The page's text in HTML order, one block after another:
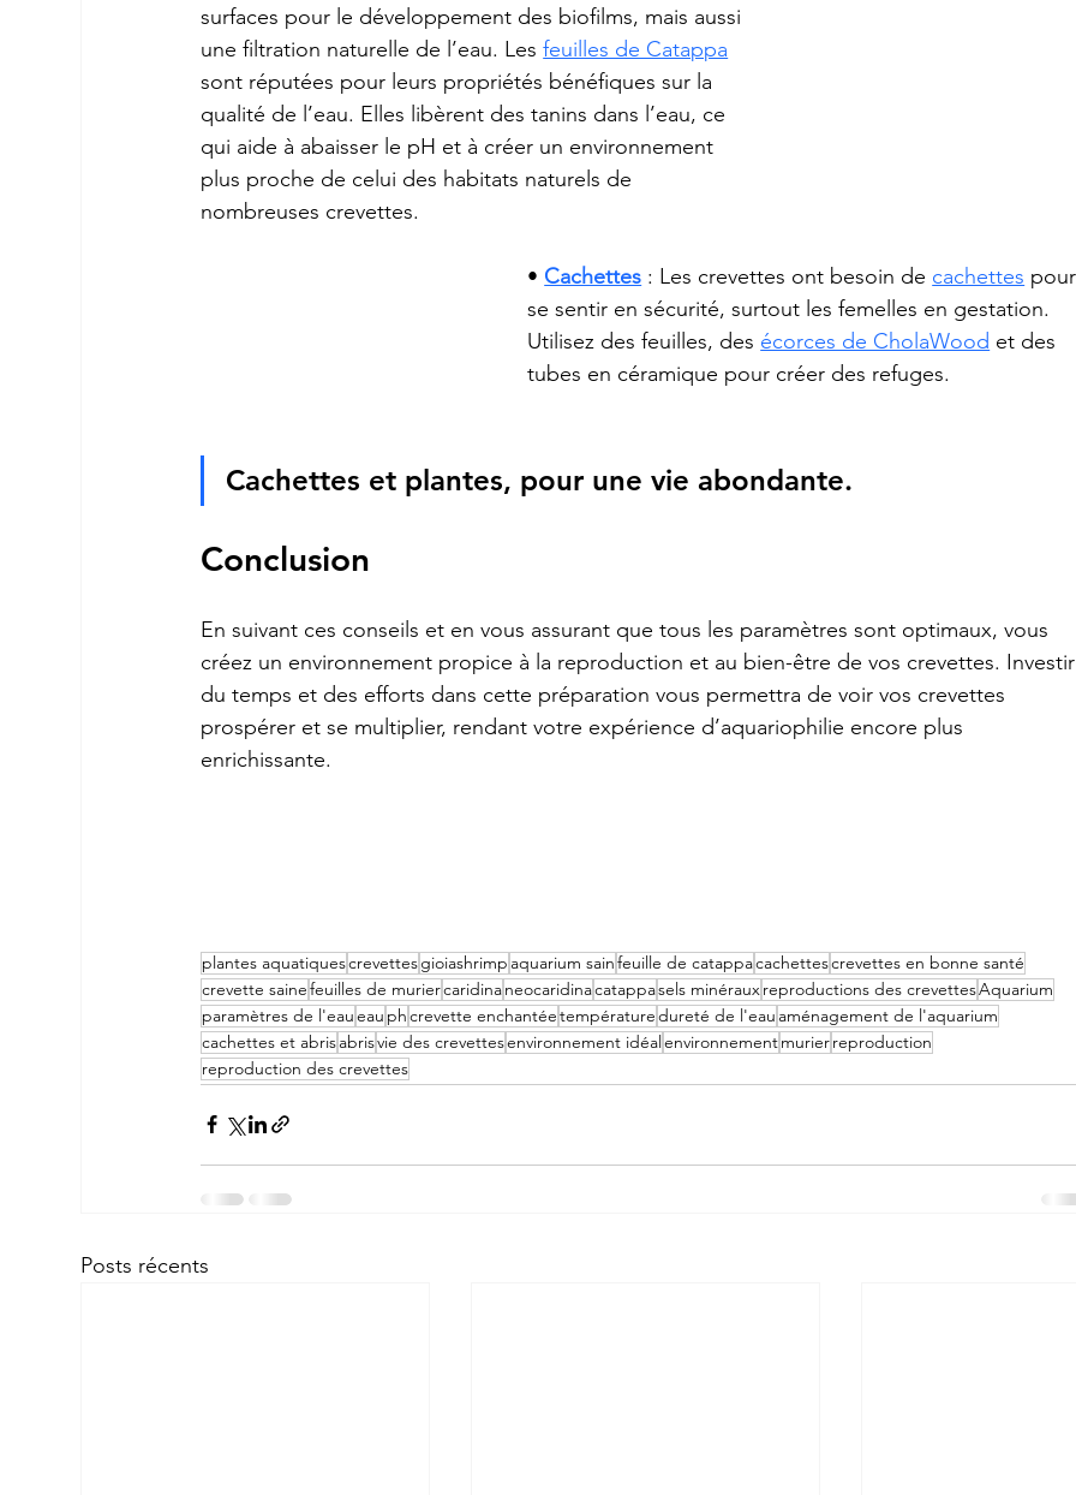
surfaces pour le développement des biofilms, mais aussi
une filtration naturelle de l’eau. Les feuilles de Catappa
sont réputées pour leurs propriétés bénéfiques sur la
qualité de l’eau. Elles libèrent des tanins dans l’eau, ce
qui aide à abaisser le pH et à créer un environnement
plus proche de celui des habitats naturels de
nombreuses crevettes.
• Cachettes : Les crevettes ont besoin de cachettes
se sentir en sécurité, surtout les femelles en gestation.
Utilisez des feuilles, des écorces de CholaWood et des
tubes en céramique pour créer des refuges.
Cachettes et plantes, pour une vie abondante.
Conclusion
En suivant ces conseils et en vous assurant que tous les paramètres sont optimaux, vous
créez un environnement propice à la reproduction et au bien-être de vos crevettes.
du temps et des efforts dans cette préparation vous permettra de voir vos crevettes
prospérer et se multiplier, rendant votre expérience d’aquariophilie encore plus
enrichissante.
plantes aquatiquescrevettesgioiashrimp aquarium sainfeuille de catappacachettescrevettes en bonne santé
crevette sainefeuilles de muriercaridinaneocaridinacatappasels minéraux reproductions des crevettesAquarium
paramètres de l'eaueau phcrevette enchantéetempératuredureté de l'eau aménagement de l'aquarium
cachettes et abrisabrisvie des crevettesenvironnement idéalenvironnementmurierreproduction
reproduction des crevettes
Posts récents